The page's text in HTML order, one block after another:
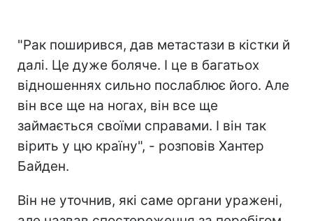
"Рак поширився, дав метастази в кістки й
далі. Це дуже боляче. І це в багатьох
відношеннях сильно послаблює його. Але
він все ще на ногах, він все ще
займається своїми справами. І він так
вірить у цю країну", - розповів Хантер
Байден.
Він не уточнив, які саме органи уражені,